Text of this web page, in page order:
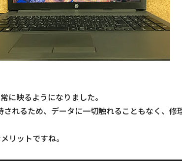
に映るようになりました。
れるため、データに一切触れることもなく、修
リットですね。